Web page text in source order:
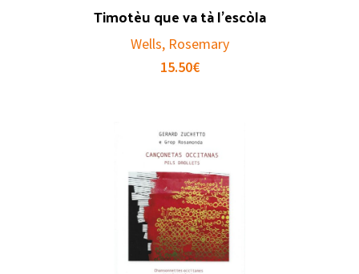
Timotèu que va tà l’escòla
Wells, Rosemary
15.50€